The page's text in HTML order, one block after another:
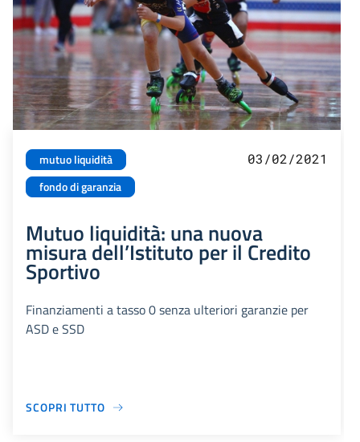
mutuo liquidità
fondo di garanzia
03/02/2021
Mutuo liquidità: una nuova
misura dell’Istituto per il Credito
Sportivo
Finanziamenti a tasso 0 senza ulteriori garanzie per
ASD e SSD
SCOPRI TUTTO